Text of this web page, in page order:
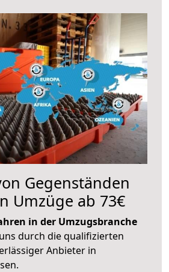
Gegenständen
Umzüge ab 73€
in der Umzugsbranche
durch die qualifizierten
Anbieter in